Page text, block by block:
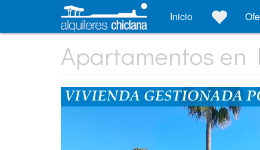
Inicio
Apartamentos en